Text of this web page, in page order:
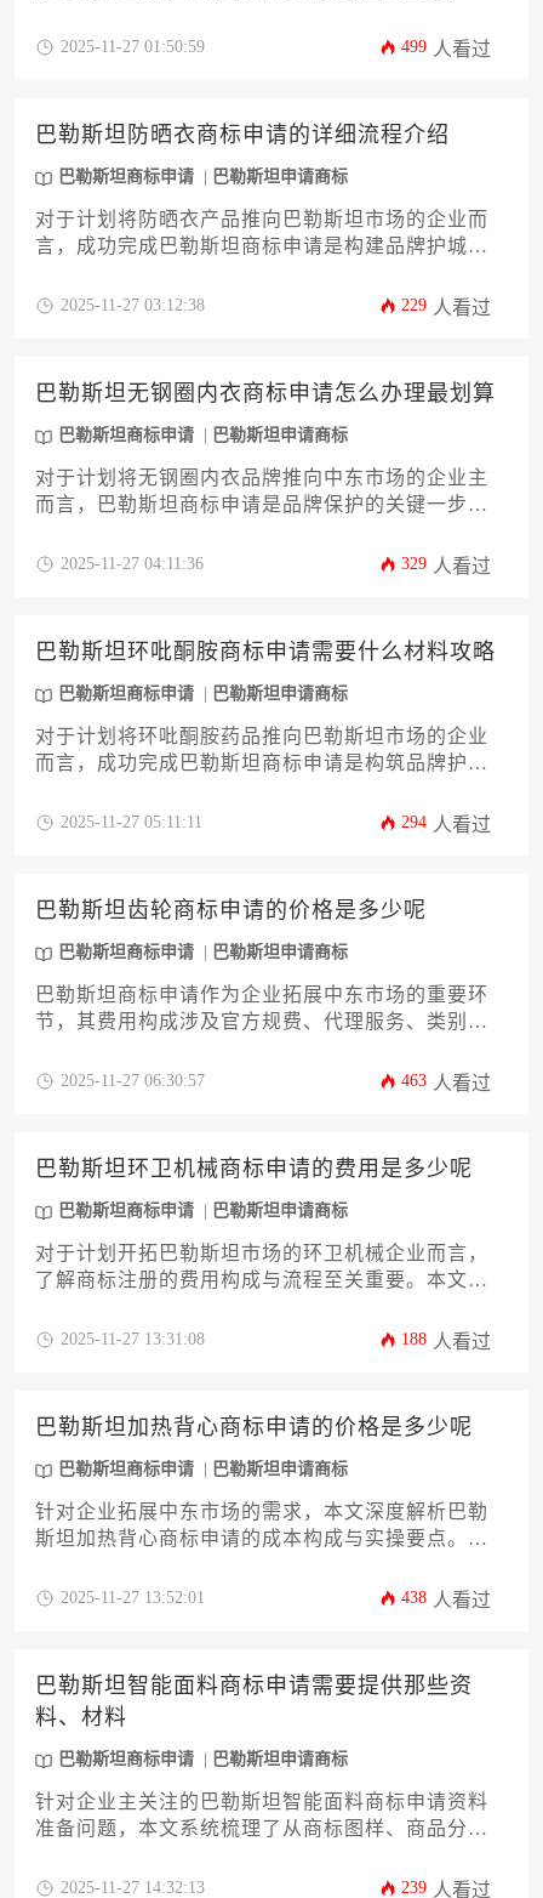
料清单、技术文件规范以及本地化认证流程，帮助
2025-11-27 01:50:59 499 人看过
巴勒斯坦防晒衣商标申请的详细流程介绍
巴勒斯坦商标申请 巴勒斯坦申请商标
对于计划将防晒衣产品推向巴勒斯坦市场的企业而
言，成功完成巴勒斯坦商标申请是构建品牌护城河
略，深度解析从商标查询、材料准备、递交申请到
潜在风险，高效完成品牌布局，为市场拓展奠定坚
实的法律基础。
2025-11-27 03:12:38 229 人看过
巴勒斯坦无钢圈内衣商标申请怎么办理最划算
巴勒斯坦商标申请 巴勒斯坦申请商标
对于计划将无钢圈内衣品牌推向中东市场的企业主
而言，巴勒斯坦商标申请是品牌保护的关键一步。
册全流程，涵盖从前期商标检索、类别选择策略，
一套实用、详尽的行动指南，帮助您在控制预算的
同时，高效稳妥地完成品牌布局。
2025-11-27 04:11:36 329 人看过
巴勒斯坦环吡酮胺商标申请需要什么材料攻略
巴勒斯坦商标申请 巴勒斯坦申请商标
对于计划将环吡酮胺药品推向巴勒斯坦市场的企业
而言，成功完成巴勒斯坦商标申请是构筑品牌护城
材料准备攻略，内容涵盖从申请人资格证明、商标
风险，确保您的“环吡酮胺”品牌在巴勒斯坦市场获得
坚实法律保护，为商业拓展奠定坚实基础。
2025-11-27 05:11:11 294 人看过
巴勒斯坦齿轮商标申请的价格是多少呢
巴勒斯坦商标申请 巴勒斯坦申请商标
巴勒斯坦商标申请作为企业拓展中东市场的重要环
节，其费用构成涉及官方规费、代理服务、类别选
例，深度解析商标注册的成本结构、潜在风险及实
2025-11-27 06:30:57 463 人看过
巴勒斯坦环卫机械商标申请的费用是多少呢
巴勒斯坦商标申请 巴勒斯坦申请商标
对于计划开拓巴勒斯坦市场的环卫机械企业而言，
了解商标注册的费用构成与流程至关重要。本文详
费、代理服务费、类别选择影响及可能产生的额外
2025-11-27 13:31:08 188 人看过
巴勒斯坦加热背心商标申请的价格是多少呢
巴勒斯坦商标申请 巴勒斯坦申请商标
针对企业拓展中东市场的需求，本文深度解析巴勒
斯坦加热背心商标申请的成本构成与实操要点。从
阐述影响价格的12个关键维度，为企业主提供兼具
2025-11-27 13:52:01 438 人看过
巴勒斯坦智能面料商标申请需要提供那些资
料、材料
巴勒斯坦商标申请 巴勒斯坦申请商标
针对企业主关注的巴勒斯坦智能面料商标申请资料
准备问题，本文系统梳理了从商标图样、商品分类
能面料在《尼斯分类》中的特殊归类逻辑，详述申
2025-11-27 14:32:13 239 人看过